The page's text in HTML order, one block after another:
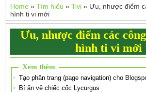
Home »Tìm hiểu »Tivi » Ưu, nhược điểm
hình ti vi mới
Ưu, nhược điểm các
hình ti vi mới
Xem thêm
Tạo phân trang (page navigation) cho
Bí ẩn về chiếc cốc Lycurgus